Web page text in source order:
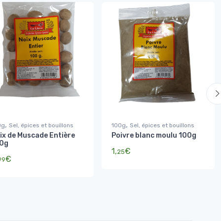
, Sel, épices et bouillons
de Muscade Entière
€
100g, Sel, épices et bouillons
Poivre blanc moulu 100g
1,25€